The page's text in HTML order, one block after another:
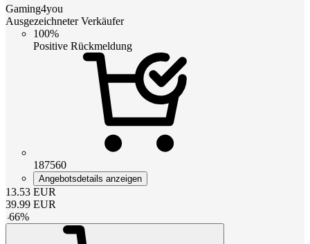
Gaming4you
Ausgezeichneter Verkäufer
100%
Positive Rückmeldung
187560
Angebotsdetails anzeigen
13.53 EUR
39.99 EUR
-66%